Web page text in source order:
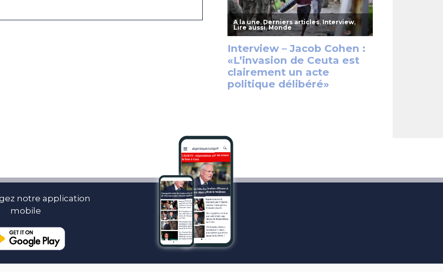
notre application
mobile